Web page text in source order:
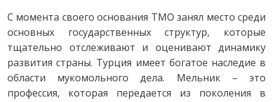
С момента своего основания TMO занял место среди
основных государственных структур, которые
тщательно отслеживают и оценивают динамику
развития страны. Турция имеет богатое наследие в
области мукомольного дела. Мельник – это
профессия, которая передается из поколения в